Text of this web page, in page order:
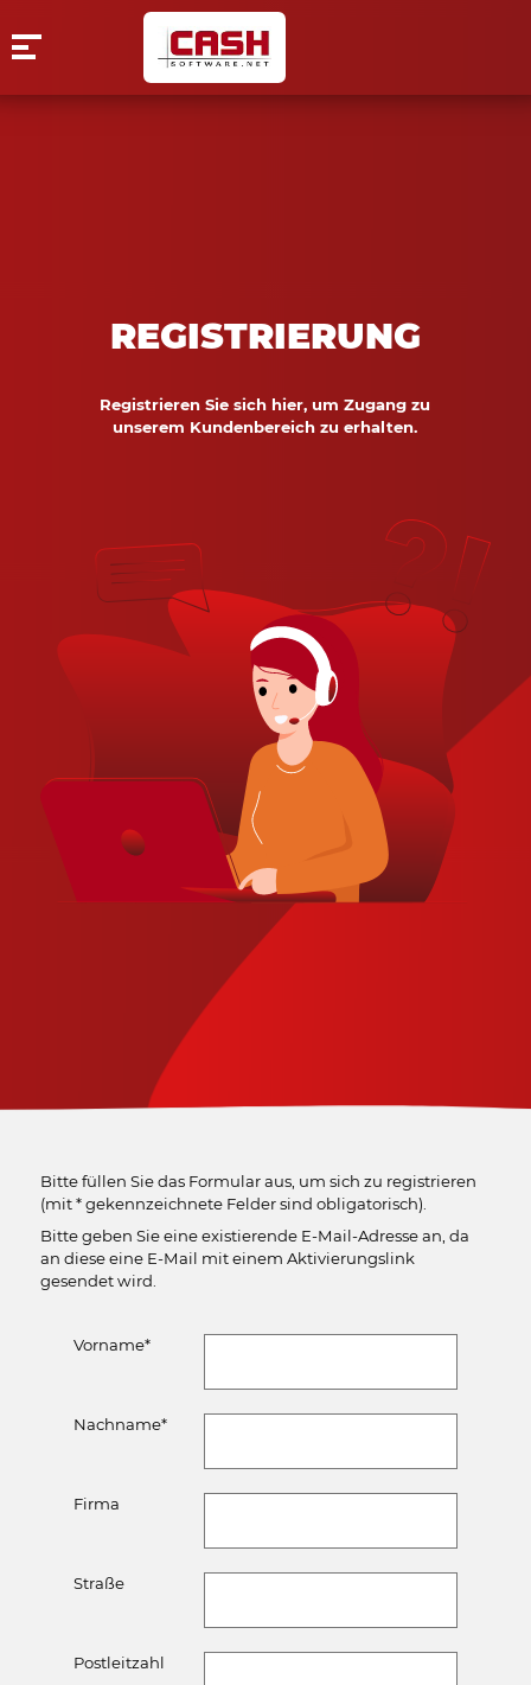
REGISTRIERUNG
Registrieren Sie sich hier, um Zugang zu
unserem Kundenbereich zu erhalten.
Bitte füllen Sie das Formular aus, um sich zu registrieren
(mit * gekennzeichnete Felder sind obligatorisch).
Bitte geben Sie eine existierende E-Mail-Adresse an, da
an diese eine E-Mail mit einem Aktivierungslink
gesendet wird.
Vorname*
Nachname*
Firma
Straße
Postleitzahl